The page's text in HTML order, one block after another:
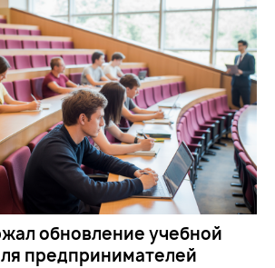
обновление учебной
предпринимателей